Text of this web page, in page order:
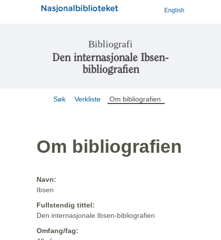
English
Bibliografi
Den internasjonale Ibsen-
bibliografien
Søk Verkliste Om bibliografien
Om bibliografien
Navn:
Ibsen
Fullstendig tittel:
Den internasjonale Ibsen-bibliografien
Omfang/fag: